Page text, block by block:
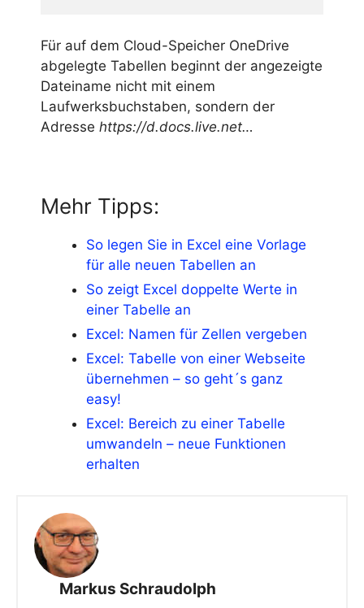
Für auf dem Cloud-Speicher OneDrive
abgelegte Tabellen beginnt der angezeigte
Dateiname nicht mit einem
Laufwerksbuchstaben, sondern der
Adresse https://d.docs.live.net…
Mehr Tipps:
So legen Sie in Excel eine Vorlage
für alle neuen Tabellen an
So zeigt Excel doppelte Werte in
einer Tabelle an
Excel: Namen für Zellen vergeben
Excel: Tabelle von einer Webseite
übernehmen – so geht´s ganz
easy!
Excel: Bereich zu einer Tabelle
umwandeln – neue Funktionen
erhalten
Markus Schraudolph